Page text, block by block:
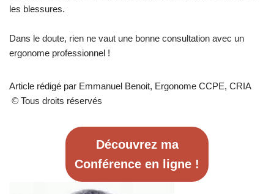
les blessures.
Dans le doute, rien ne vaut une bonne consultation avec un
ergonome professionnel !
Article rédigé par Emmanuel Benoit, Ergonome CCPE, CRIA
© Tous droits réservés
Découvrez ma
Conférence en ligne !